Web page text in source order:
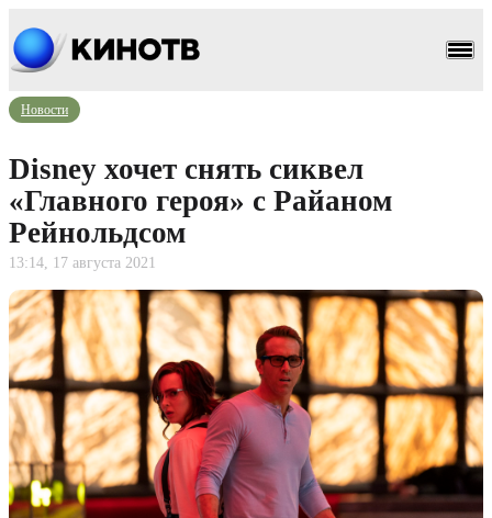
Новости
Disney хочет снять сиквел
«Главного героя» с Райаном
Рейнольдсом
13:14, 17 августа 2021